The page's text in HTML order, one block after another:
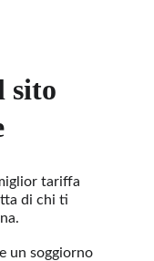
sito
tariffa
di chi ti
un soggiorno